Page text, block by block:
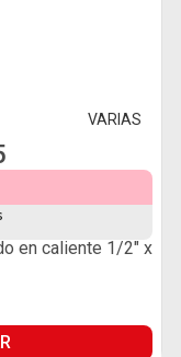
VARIAS
en caliente 1/2" x